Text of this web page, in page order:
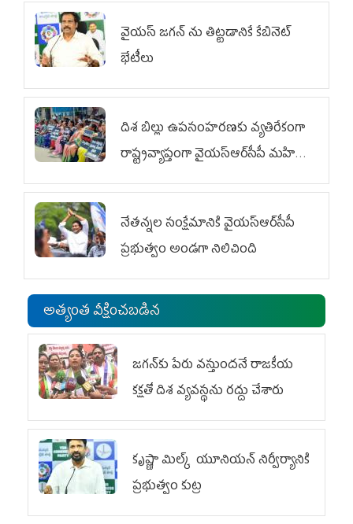
వైయ‌స్ జగన్‌ ను తిట్టడానికే కేబినెట్‌
భేటీలు
దిశ బిల్లు ఉపసంహరణకు వ్యతిరేకంగా
రాష్ట్రవ్యాప్తంగా వైయ‌స్ఆర్‌సీపీ మహిళా
విభాగం ఆందోళనలు
నేతన్నల సంక్షేమానికి వైయ‌స్ఆర్‌సీపీ
ప్రభుత్వం అండగా నిలిచింది
అత్యంత వీక్షించబడిన
జగన్‌కు పేరు వస్తుందనే రాజకీయ
కక్షతో దిశ వ్య‌వ‌స్థ‌ను రద్దు చేశారు
కృష్ణా మిల్క్‌ యూనియన్‌ నిర్వీర్యానికి
ప్రభుత్వం కుట్ర